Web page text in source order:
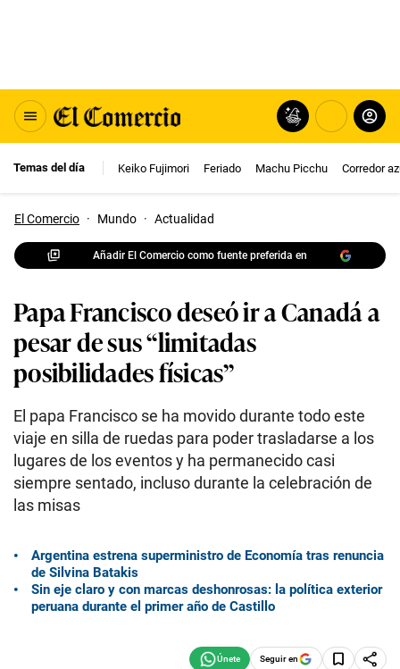
Temas del día Keiko Fujimori Feriado Machu Picchu Corredor
El Comercio · Mundo · Actualidad
Añadir El Comercio como fuente preferida en
Papa Francisco deseó ir a Canadá a
pesar de sus “limitadas
posibilidades físicas”
El papa Francisco se ha movido durante todo este
viaje en silla de ruedas para poder trasladarse a los
lugares de los eventos y ha permanecido casi
siempre sentado, incluso durante la celebración de
las misas
Argentina estrena superministro de Economía tras renuncia
de Silvina Batakis
Sin eje claro y con marcas deshonrosas: la política exterior
peruana durante el primer año de Castillo
Seguir en